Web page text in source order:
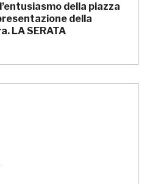
della piazza
della
LA SERATA